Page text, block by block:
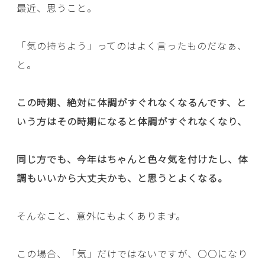
最近、思うこと。
「気の持ちよう」ってのはよく言ったものだなぁ、
と。
この時期、絶対に体調がすぐれなくなるんです、と
いう方はその時期になると体調がすぐれなくなり、
同じ方でも、今年はちゃんと色々気を付けたし、体
調もいいから大丈夫かも、と思うとよくなる。
そんなこと、意外にもよくあります。
この場合、「気」だけではないですが、〇〇になり